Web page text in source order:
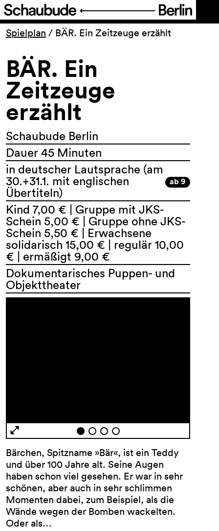
Programm
Ticket
Barrierefreiheit
Über uns
Spielplan / BÄR. Ein Zeitzeuge erzählt
BÄR. Ein
Zeitzeuge
erzählt
Schaubude Berlin
Dauer 45 Minuten
in deutscher Lautsprache (am
30.+31.1. mit englischen
Übertiteln)
ab 9
Kind 7,00 € | Gruppe mit JKS-
Schein 5,00 € | Gruppe ohne JKS-
Schein 5,50 € | Erwachsene
solidarisch 15,00 € | regulär 10,00
€ | ermäßigt 9,00 €
Dokumentarisches Puppen- und
Objekttheater
Bärchen, Spitzname »Bär«, ist ein Teddy
und über 100 Jahre alt. Seine Augen
haben schon viel gesehen. Er war in sehr
schönen, aber auch in sehr schlimmen
Momenten dabei, zum Beispiel, als die
Wände wegen der Bomben wackelten.
Oder als…